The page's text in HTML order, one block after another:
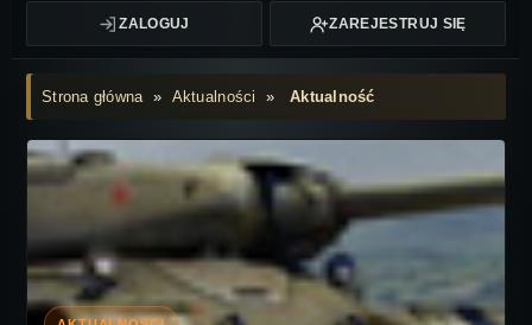
ZALOGUJ ZAREJESTRUJ SIĘ
Strona główna» Aktualności »Aktualność